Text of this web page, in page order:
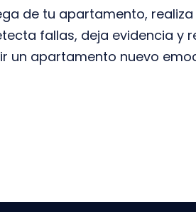
de tu apartamento,
fallas, deja evidencia y
un apartamento nuevo